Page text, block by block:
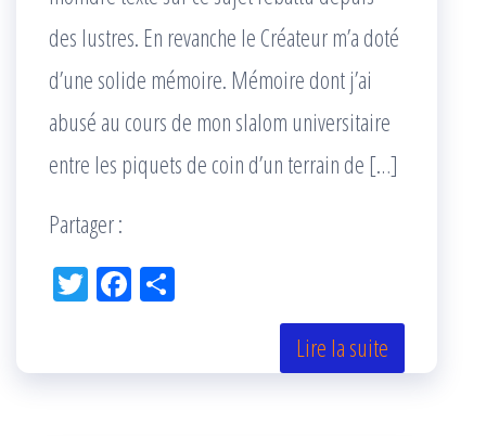
des lustres. En revanche le Créateur m’a doté
d’une solide mémoire. Mémoire dont j’ai
abusé au cours de mon slalom universitaire
entre les piquets de coin d’un terrain de […]
Partager :
Tw Fac
k r
Lire la suite